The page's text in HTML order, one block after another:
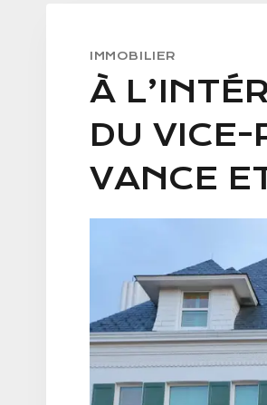
IMMOBILIER
À
DU VICE-
VANCE